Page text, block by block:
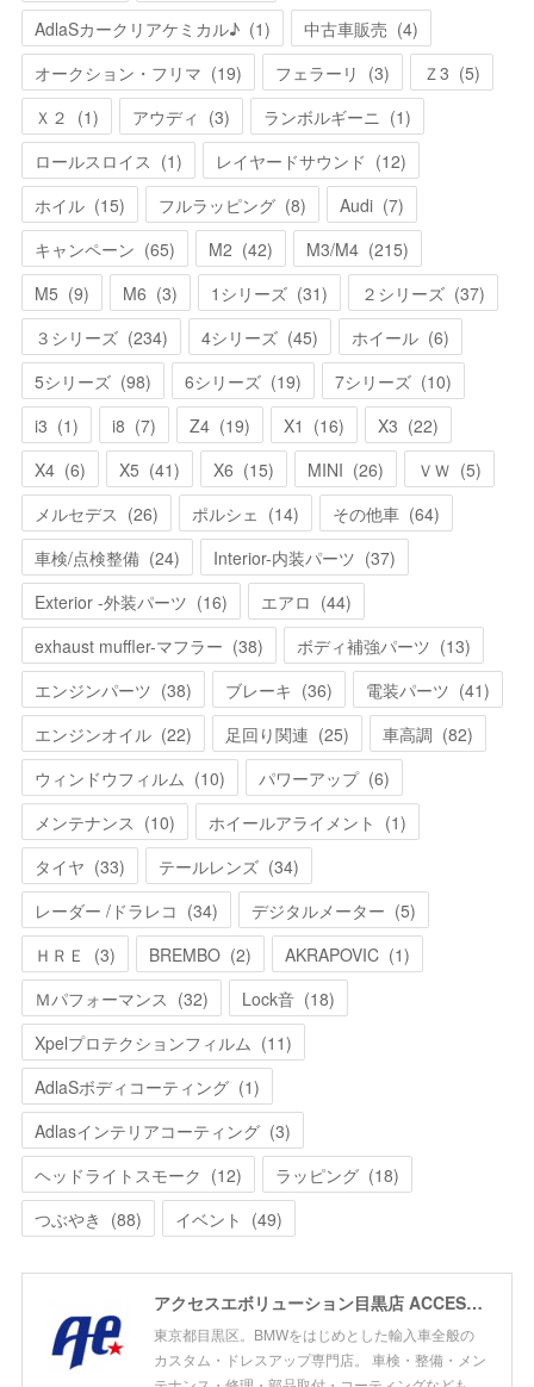
AdlaSカークリアケミカル♪ (1) 中古車販売 (4)
オークション・フリマ (19) フェラーリ (3) Ｚ3 (5)
Ｘ２ (1) アウディ (3) ランボルギーニ (1)
ロールスロイス (1) レイヤードサウンド (12)
ホイル (15) フルラッピング (8) Audi (7)
キャンペーン (65) M2 (42) M3/M4 (215)
M5 (9) M6 (3) 1シリーズ (31) ２シリーズ (37)
３シリーズ (234) 4シリーズ (45) ホイール (6)
5シリーズ (98) 6シリーズ (19) 7シリーズ (10)
i3 (1) i8 (7) Z4 (19) X1 (16) X3 (22)
X4 (6) X5 (41) X6 (15) MINI (26) ＶＷ (5)
メルセデス (26) ポルシェ (14) その他車 (64)
車検/点検整備 (24) Interior-内装パーツ (37)
Exterior -外装パーツ (16) エアロ (44)
exhaust muffler-マフラー (38) ボディ補強パーツ (13)
エンジンパーツ (38) ブレーキ (36) 電装パーツ (41)
エンジンオイル (22) 足回り関連 (25) 車高調 (82)
ウィンドウフィルム (10) パワーアップ (6)
メンテナンス (10) ホイールアライメント (1)
タイヤ (33) テールレンズ (34)
レーダー /ドラレコ (34) デジタルメーター (5)
ＨＲＥ
(3) BREMBO (2) AKRAPOVIC (1)
Ｍパフォーマンス (32) Lock音 (18)
Xpelプロテクションフィルム (11)
AdlaSボディコーティング (1)
Adlasインテリアコーティング (3)
ヘッドライトスモーク (12) ラッピング (18)
つぶやき (88) イベント (49)
アクセスエボリューション目黒店 ACCESS EVOLUTION MEGURO
東京都目黒区。BMWをはじめとした輸入車全般の
カスタム・ドレスアップ専門店。 車検・整備・メン